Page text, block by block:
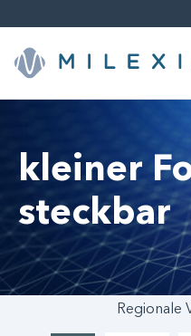
Inhaltkleiner
steckbar
Regionale